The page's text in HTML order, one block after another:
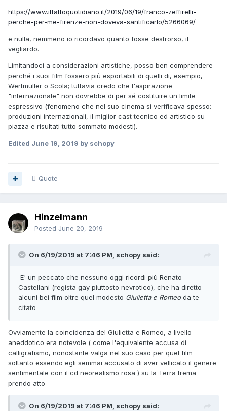
https://www.ilfattoquotidiano.it/2019/06/19/franco-zeffirelli-
perche-per-me-firenze-non-doveva-santificarlo/5266069/
e nulla, nemmeno io ricordavo quanto fosse destrorso, il
vegliardo.
Limitandoci a considerazioni artistiche, posso ben comprendere
perché i suoi film fossero più esportabili di quelli di, esempio,
Wertmuller o Scola; tuttavia credo che l'aspirazione
"internazionale" non dovrebbe di per sé costituire un limite
espressivo (fenomeno che nel suo cinema si verificava spesso:
produzioni internazionali, il miglior cast tecnico ed artistico su
piazza e risultati tutto sommato modesti).
Edited June 19, 2019 by schopy
Quote
Hinzelmann
Posted June 20, 2019
On 6/19/2019 at 7:46 PM, schopy said:
E' un peccato che nessuno oggi ricordi più Renato
Castellani (regista gay piuttosto nevrotico), che ha diretto
alcuni bei film oltre quel modesto Giulietta e Romeoda te
citato
Ovviamente la coincidenza del Giulietta e Romeo, a livello
aneddotico era notevole ( come l'equivalente accusa di
calligrafismo, nonostante valga nel suo caso per quel film
soltanto essendo egli semmai accusato di aver vellicato il genere
sentimentale con il cd neorealismo rosa ) su la Terra trema
prendo atto
On 6/19/2019 at 7:46 PM, schopy said: